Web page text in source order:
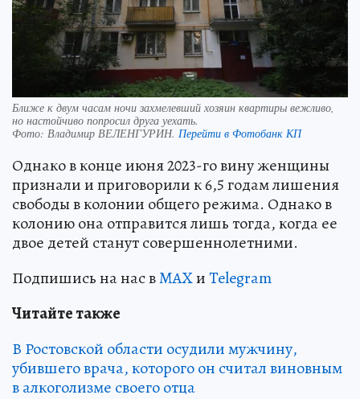
Ближе к двум часам ночи захмелевший хозяин квартиры вежливо,
но настойчиво попросил друга уехать.
Фото: Владимир ВЕЛЕНГУРИН. Перейти в Фотобанк КП
Однако в конце июня 2023-го вину женщины
признали и приговорили к 6,5 годам лишения
свободы в колонии общего режима. Однако в
колонию она отправится лишь тогда, когда ее
двое детей станут совершеннолетними.
Подпишись на нас вMAXиTelegram
Читайте также
В Ростовской области осудили мужчину,
убившего врача, которого он считал виновным
в алкоголизме своего отца